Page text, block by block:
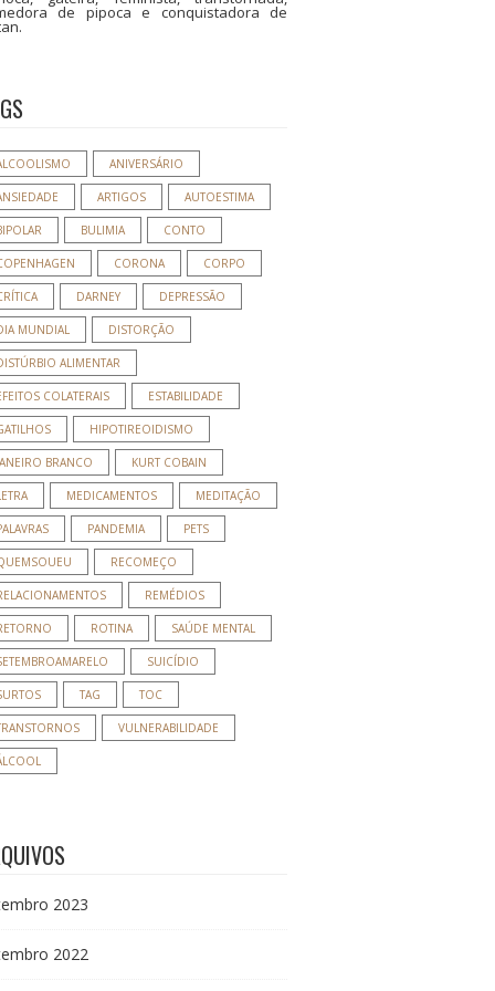
de pipoca e conquistadora de
ANIVERSÁRIO
ARTIGOS AUTOESTIMA
BULIMIA CONTO
CORONA CORPO
DARNEY DEPRESSÃO
MUNDIAL DISTORÇÃO
ALIMENTAR
COLATERAIS ESTABILIDADE
HIPOTIREOIDISMO
BRANCO KURT COBAIN
MEDICAMENTOS MEDITAÇÃO
PANDEMIA PETS
RECOMEÇO
REMÉDIOS
ROTINA SAÚDE MENTAL
SUICÍDIO
TAG TOC
VULNERABILIDADE
2023
2022